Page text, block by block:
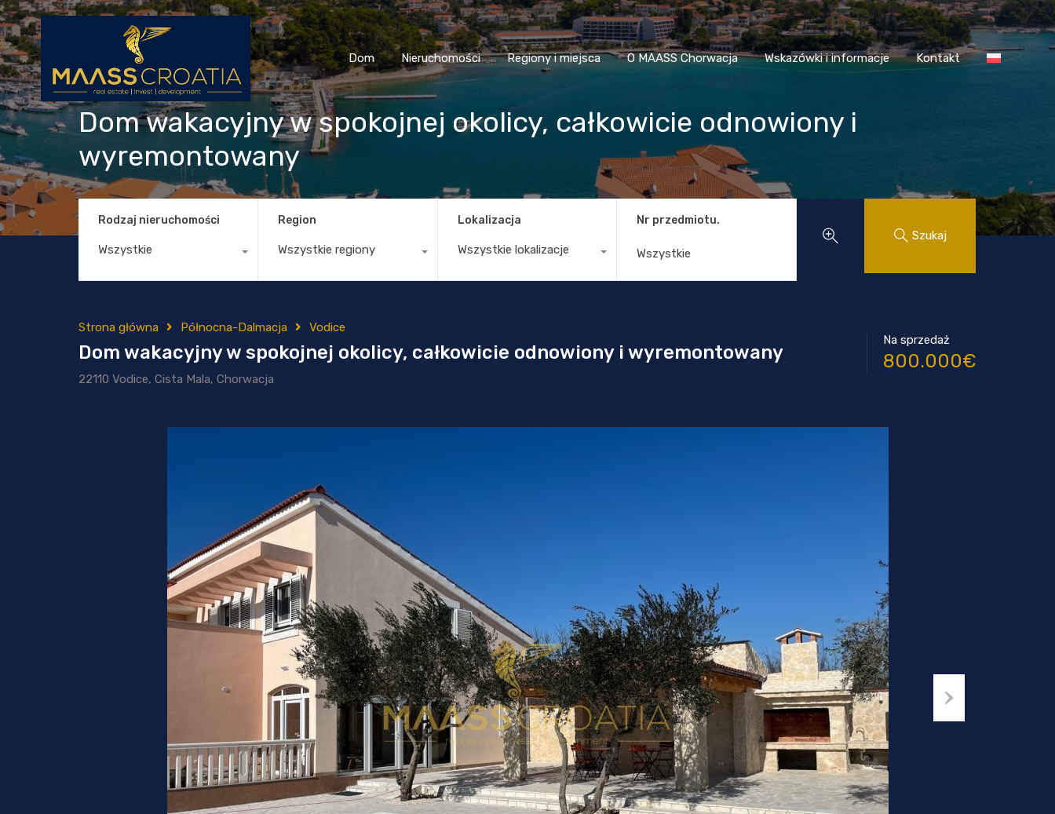
Dom Nieruchomości Regiony i miejsca O MAASS Chorwacja Wskazówki i informacje Kontakt
Dom Nieruchomości Regiony i miejsca O MAASS Chorwacja Wskazówki i informacje Kontakt
Dom wakacyjny w spokojnej okolicy, całkowicie odnowiony i
wyremontowany
Rodzaj nieruchomości
Wszystkie
Region
Wszystkie regiony
Lokalizacja
Wszystkie lokalizacje
Nr przedmiotu.
Szukaj
Strona główna Północna-Dalmacja Vodice
Dom wakacyjny w spokojnej okolicy, całkowicie odnowiony i wyremontowany
22110 Vodice, Cista Mala, Chorwacja
Na sprzedaż
800.000€